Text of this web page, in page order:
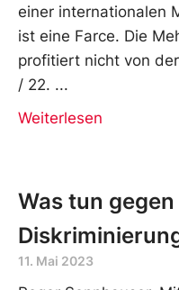
einer internationalen
ist eine Farce. Die
profitiert nicht von
/ 22.
Weiterlesen
Was tun
11. Mai 2023